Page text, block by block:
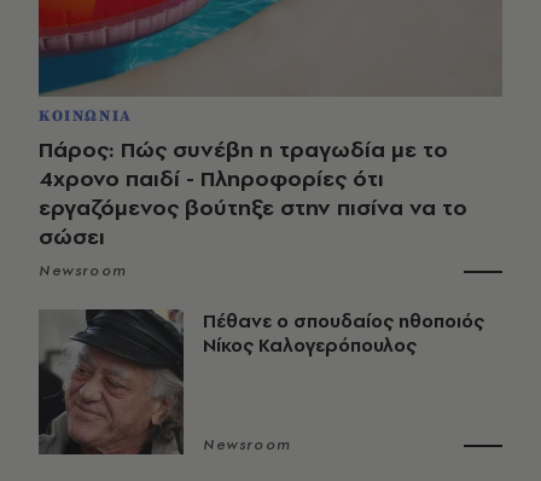
ΚΟΙΝΩΝΙΑ
Πάρος: Πώς συνέβη η τραγωδία με το
4χρονο παιδί - Πληροφορίες ότι
εργαζόμενος βούτηξε στην πισίνα να το
σώσει
Newsroom
Πέθανε ο σπουδαίος ηθοποιός
Νίκος Καλογερόπουλος
Newsroom